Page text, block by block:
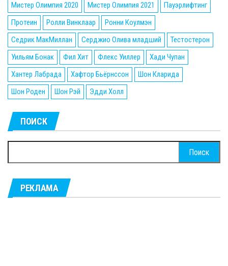
Мистер Олимпия 2020
Мистер Олимпия 2021
Пауэрлифтинг
Протеин
Ролли Винклаар
Ронни Коулмэн
Седрик МакМиллан
Серджио Олива младший
Тестостерон
Уильям Бонак
Фил Хит Флекс Уиллер
Хади Чупан
Хантер Лабрада
Хафтор Бьёрнссон
Шон Кларида
Шон Роден
Шон Рэй Эдди Холл
ПОИСК
РЕКЛАМА